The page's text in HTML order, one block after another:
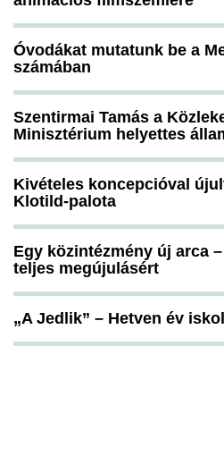
Óvodákat mutatunk be a
számában
Szentirmai Tamás a
Minisztérium helyettes
Kivételes koncepcióval
Klotild-palota
Egy közintézmény új arca
teljes megújulásért
„A Jedlik” – Hetven év